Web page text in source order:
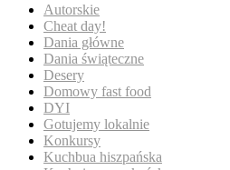
Autorskie
Cheat day!
Dania główne
Dania świąteczne
Desery
Domowy fast food
DYI
Gotujemy lokalnie
Konkursy
Kuchbua hiszpańska